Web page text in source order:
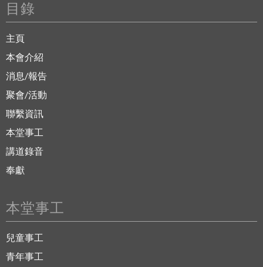
目錄
主頁
本會介紹
消息/報告
聚會/活動
聯繫資訊
本堂事工
講道錄音
奉獻
本堂事工
兒童事工
青年事工